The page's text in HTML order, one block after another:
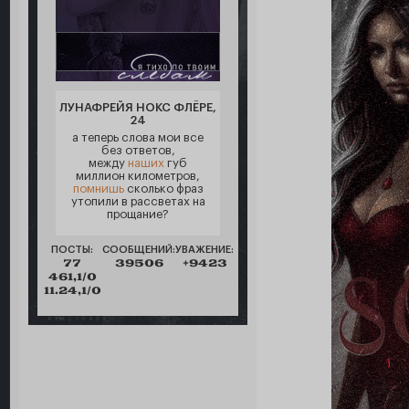
ЛУНАФРЕЙЯ НОКС ФЛЁРЕ,
24
а теперь слова мои все
без ответов,
между наших губ
миллион километров,
помнишьсколько фраз
утопили в рассветах на
прощание?
ПОСТЫ:
77
461,1/0
11.24,1/0
СООБЩЕНИЙ:
39506
УВАЖЕНИЕ:
+9423